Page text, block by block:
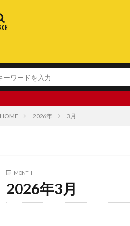
HOME 2026年 3月
MONTH
2026年3月